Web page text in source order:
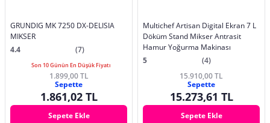
GRUNDIG MK 7250 DX-DELISIA
MIKSER
4.4
(7)
Son 10 Günün En Düşük Fiyatı
1.899,00 TL
Sepette
1.861,02 TL
Sepete Ekle
Multichef Artisan Digital Ekran 7 L
Döküm Stand Mikser Antrasit
Hamur Yoğurma Makinası
5
(4)
15.910,00 TL
Sepette
15.273,61 TL
Sepete Ekle